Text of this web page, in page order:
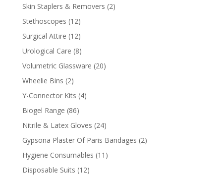
Skin Staplers & Removers 22
Stethoscopes 1212
products
Surgical Attire 1212
products
Urological Care 88
products
Volumetric Glassware 2020
Wheelie Bins 22
products
Y-Connector Kits 44
Biogel Range 8686
products
Nitrile & Latex Gloves 2424
products
Gypsona Plaster Of Paris Bandages 22
Hygiene Consumables 11 11
Disposable Suits 1212